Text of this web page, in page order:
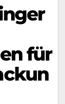
für